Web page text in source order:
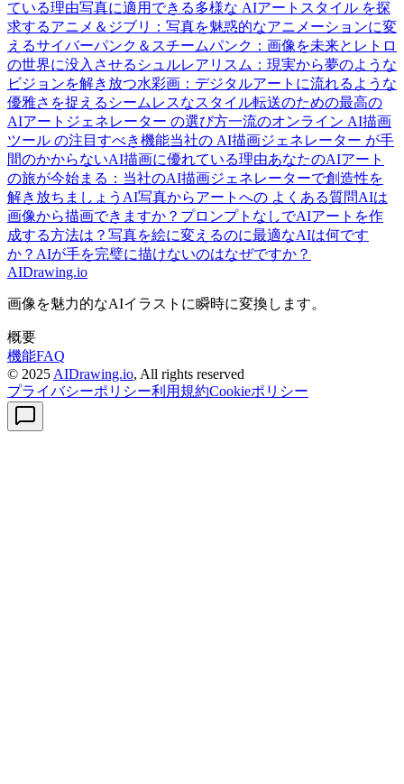
ている理由写真に適用できる多様な AIアートスタイル を探
求するアニメ＆ジブリ：写真を魅惑的なアニメーションに変
えるサイバーパンク＆スチームパンク：画像を未来とレトロ
の世界に没入させる シュルレアリスム：現実から夢のような
ビジョンを解き放つ水彩画：デジタルアートに流れるような
優雅さを捉える シームレスなスタイル転送のための最高の
AIアートジェネレーター の選び方一流のオンライン AI描画
ツール の注目すべき機能当社の AI描画ジェネレーター が手
間のかからないAI描画に優れている理由あなたのAIアート
の旅が今始まる：当社のAI描画ジェネレーターで創造性を
解き放ちましょう AI写真からアートへの よくある質問AIは
画像から描画できますか？ プロンプトなしでAIアートを作
成する方法は？ 写真を絵に変えるのに最適なAIは何です
か？ AIが手を完璧に描けないのはなぜですか？
AIDrawing.io
画像を魅力的なAIイラストに瞬時に変換します。
概要
機能FAQ
© 2025 AIDrawing.io, All rights reserved
プライバシーポリシー利用規約Cookieポリシー